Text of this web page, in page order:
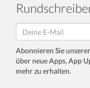
Abonnieren Sie
über neue Apps, App
mehr zu erhalten.